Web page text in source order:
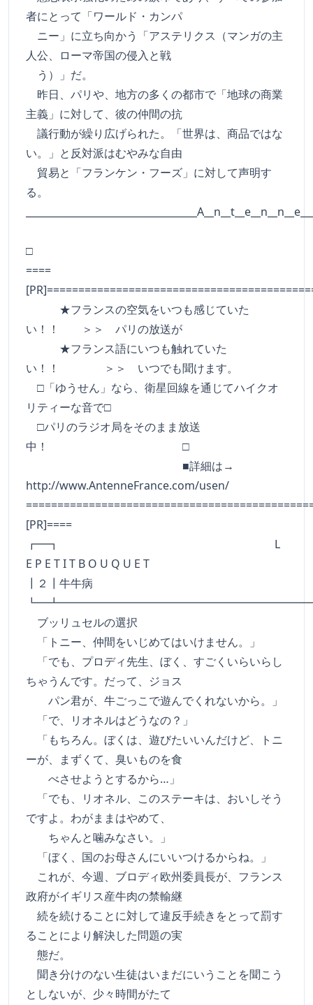
者にとって「ワールド・カンパ
ニー」に立ち向かう「アステリクス（マンガの主
人公、ローマ帝国の侵入と戦
う）」だ。
昨日、パリや、地方の多くの都市で「地球の商業
主義」に対して、彼の仲間の抗
議行動が繰り広げられた。「世界は、商品ではな
い。」と反対派はむやみな自由
貿易と「フランケン・フーズ」に対して声明す
る。
□
====
★フランスの空気をいつも感じていた
い！！ ＞＞ パリの放送が
★フランス語にいつも触れていた
い！！ ＞＞ いつでも聞けます。
□「ゆうせん」なら、衛星回線を通じてハイクオ
リティーな音で□
□パリのラジオ局をそのまま放送
中！ □
■詳細は→
http://www.AntenneFrance.com/usen/
[PR]====
┏━┓ L
E P E T I T B O U Q U E T
┃２┃牛牛病
ブッリュセルの選択
「トニー、仲間をいじめてはいけません。」
「でも、プロディ先生、ぼく、すごくいらいらし
ちゃうんです。だって、ジョス
パン君が、牛ごっこで遊んでくれないから。」
「で、リオネルはどうなの？」
「もちろん。ぼくは、遊びたいいんだけど、トニ
ーが、まずくて、臭いものを食
べさせようとするから…」
「でも、リオネル、このステーキは、おいしそう
ですよ。わがままはやめて、
ちゃんと噛みなさい。」
「ぼく、国のお母さんにいいつけるからね。」
これが、今週、ブロディ欧州委員長が、フランス
政府がイギリス産牛肉の禁輸継
続を続けることに対して違反手続きをとって罰す
ることにより解決した問題の実
態だ。
聞き分けのない生徒はいまだにいうことを聞こう
としないが、少々時間がたて